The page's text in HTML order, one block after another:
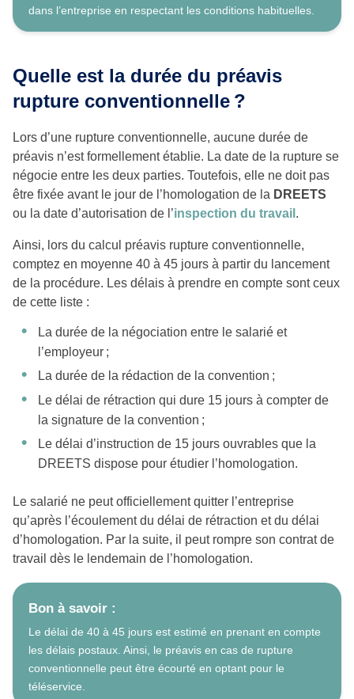
dans l’entreprise en respectant les conditions habituelles.
Quelle est la durée du préavis
rupture conventionnelle ?
Lors d’une rupture conventionnelle, aucune durée de
préavis n’est formellement établie. La date de la rupture se
négocie entre les deux parties. Toutefois, elle ne doit pas
être fixée avant le jour de l’homologation de la DREETS
ou la date d’autorisation de l’inspection du travail .
Ainsi, lors du calcul préavis rupture conventionnelle,
comptez en moyenne 40 à 45 jours à partir du lancement
de la procédure. Les délais à prendre en compte sont ceux
de cette liste :
La durée de la négociation entre le salarié et
l’employeur ;
La durée de la rédaction de la convention ;
Le délai de rétraction qui dure 15 jours à compter de
la signature de la convention ;
Le délai d’instruction de 15 jours ouvrables que la
DREETS dispose pour étudier l’homologation.
Le salarié ne peut officiellement quitter l’entreprise
qu’après l’écoulement du délai de rétraction et du délai
d’homologation. Par la suite, il peut rompre son contrat de
travail dès le lendemain de l’homologation.
Bon à savoir :
Le délai de 40 à 45 jours est estimé en prenant en compte
les délais postaux. Ainsi, le préavis en cas de rupture
conventionnelle peut être écourté en optant pour le
téléservice.